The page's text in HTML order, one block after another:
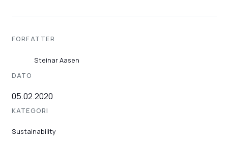
FORFATTER
Steinar Aasen
DATO
05.02.2020
KATEGORI
Sustainability